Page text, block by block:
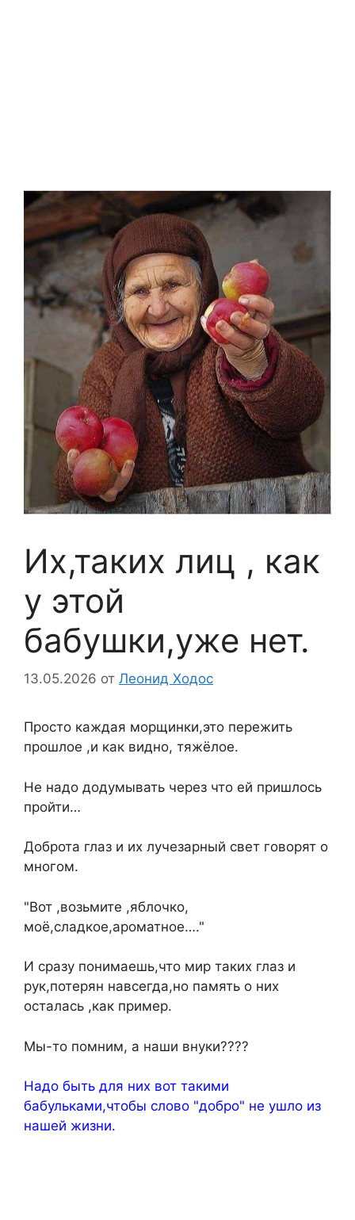
Их,таких лиц , как
у этой
бабушки,уже нет.
13.05.2026 от Леонид Ходос
Просто каждая морщинки,это пережить
прошлое ,и как видно, тяжёлое.
Не надо додумывать через что ей пришлось
пройти…
Доброта глаз и их лучезарный свет говорят о
многом.
"Вот ,возьмите ,яблочко,
моё,сладкое,ароматное…."
И сразу понимаешь,что мир таких глаз и
рук,потерян навсегда,но память о них
осталась ,как пример.
Мы-то помним, а наши внуки????
Надо быть для них вот такими
бабульками,чтобы слово "добро" не ушло из
нашей жизни.